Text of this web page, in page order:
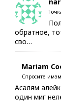
обратное,
сво…
Mariam
Спросите
Асалям
один миг